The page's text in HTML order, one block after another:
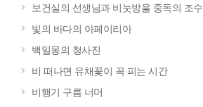
보건실의 선생님과 비눗방울 중독의 조수
빛의 바다의 아페이리아
백일몽의 청사진
비 떠나면 유채꽃이 꼭 피는 시간
비행기 구름 너머